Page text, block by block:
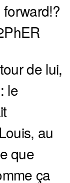
de lui,
le
au
que
ça